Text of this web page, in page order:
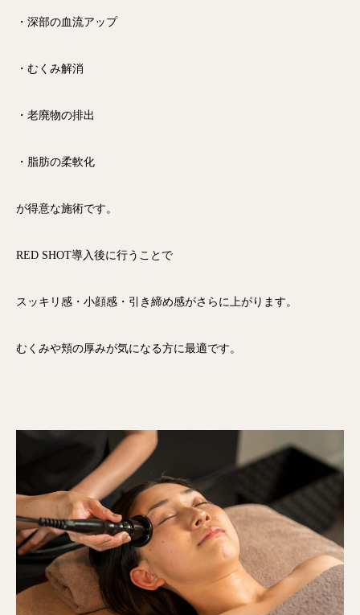
・深部の血流アップ
・むくみ解消
・老廃物の排出
・脂肪の柔軟化
が得意な施術です。
RED SHOT導入後に行うことで
スッキリ感・小顔感・引き締め感がさらに上がります。
むくみや頬の厚みが気になる方に最適です。